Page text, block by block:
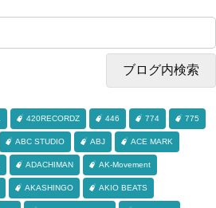
420RECORDZ 446 774 775
ABC STUDIO ABJ ACE MARK
ADACHIMAN AK-Movement
AKASHINGO AKIO BEATS